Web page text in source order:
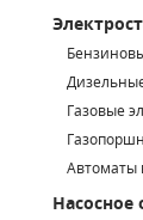
Газовые
Автоматы
Насосное
ДАТЧИКИ
РУКАВА
ЗАПЧАСТИ ДЛЯ